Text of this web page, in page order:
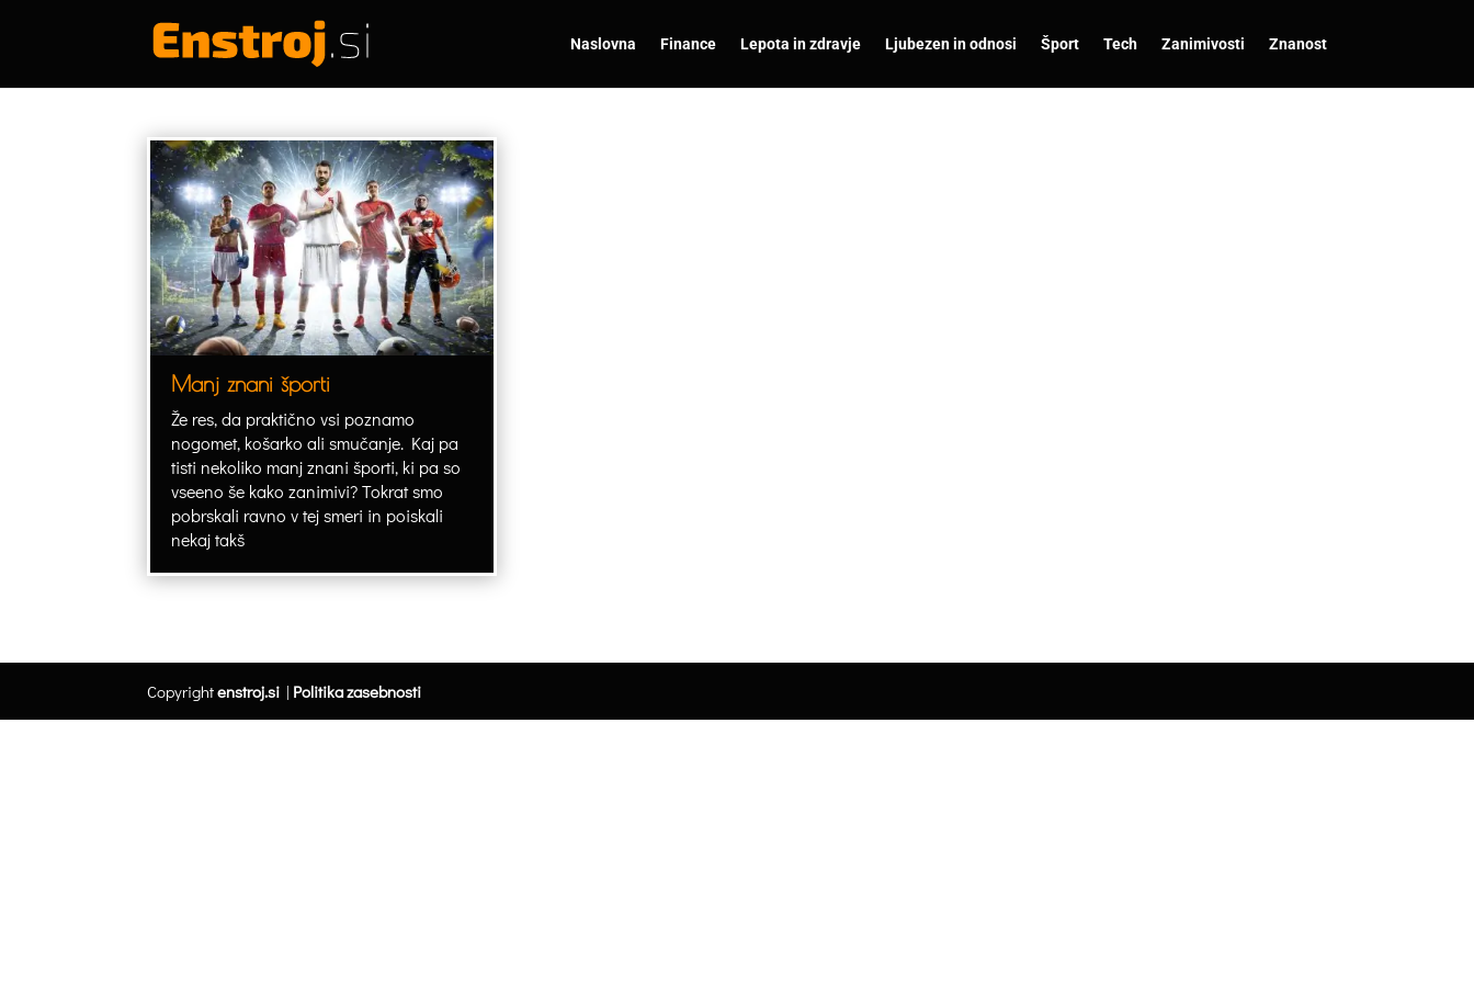
Naslovna Finance Lepota in zdravje Ljubezen in odnosi Šport Tech Zanimivosti Znanost
Manj znani športi
Že res, da praktično vsi poznamo
nogomet, košarko ali smučanje. Kaj pa
tisti nekoliko manj znani športi, ki pa so
vseeno še kako zanimivi? Tokrat smo
pobrskali ravno v tej smeri in poiskali
nekaj takš
Copyrightenstroj.si | Politika zasebnosti